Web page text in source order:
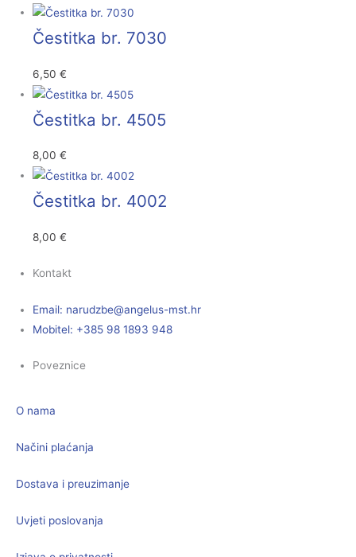
Čestitka br. 7030
6,50€
Čestitka br. 4505
8,00€
Čestitka br. 4002
8,00€
Kontakt
Email: rh.tsm-sulegna
@ebzduran
Mobitel: +385 98 1893 948
Poveznice
O nama
Načini plaćanja
Dostava i preuzimanje
Uvjeti poslovanja